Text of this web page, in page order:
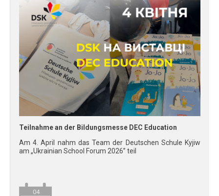
Teilnahme an der Bildungsmesse DEC Education
Am 4. April nahm das Team der Deutschen Schule Kyjiw
am „Ukrainian School Forum 2026” teil
04